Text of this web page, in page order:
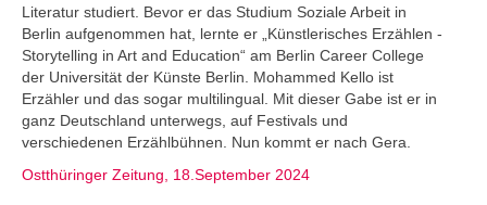
Literatur studiert. Bevor er das Studium Soziale Arbeit in
Berlin aufgenommen hat, lernte er „Künstlerisches Erzählen -
Storytelling in Art and Education“ am Berlin Career College
der Universität der Künste Berlin. Mohammed Kello ist
Erzähler und das sogar multilingual. Mit dieser Gabe ist er in
ganz Deutschland unterwegs, auf Festivals und
verschiedenen Erzählbühnen. Nun kommt er nach Gera.
Ostthüringer Zeitung, 18.September 2024